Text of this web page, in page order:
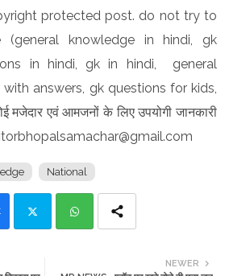
protected post. do not try to
knowledge in hindi, gk
in hindi, gk in hindi, general
answers, gk questions for kids,
मजेदार एवं आमजनों के लिए उपयोगी जानकारी
National
NEWER